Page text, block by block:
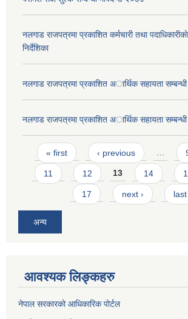
नलगाड राजपत्रमा प्रकाशित कर्मचारी तथा
निर्देशिका
नलगाड राजपत्रमा प्रकाशित अार्थिक सहायता सम्बन्धी
नलगाड राजपत्रमा प्रकाशित अार्थिक सहायता सम्बन्धी
Pages
« first ‹ previous …
11 12 13 14
17 next ›
अन्य
आवश्यक लिङ्कहरु
नेपाल सरकारको आधिकारिक पोर्टल